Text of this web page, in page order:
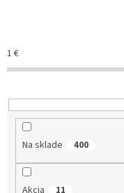
e
p
r
d
1 €
Na sklade 400
11